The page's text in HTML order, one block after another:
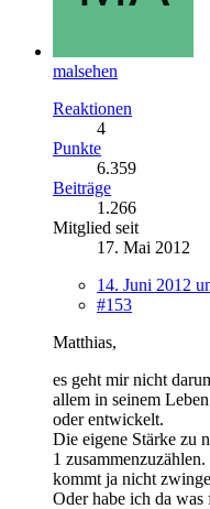
malsehen
Reaktionen
4
Punkte
6.359
Beiträge
1.266
Mitglied seit
17. Mai 2012
14. Juni 2012
#153
Matthias,
es geht mir nicht
allem in seinem
oder entwickelt.
Die eigene Stärke zu
1
kommt ja nicht
Oder habe ich da was